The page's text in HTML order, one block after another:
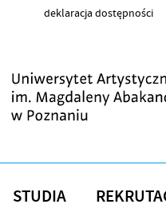
deklaracja dostępności
STUDIA